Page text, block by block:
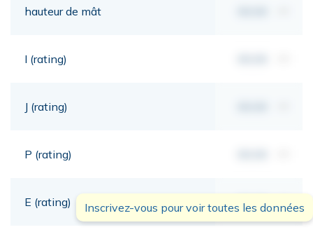
hauteur de mât
I (rating)
J (rating)
P (rating)
E (rating) 00,00
Inscrivez-vous pour voir toutes les données